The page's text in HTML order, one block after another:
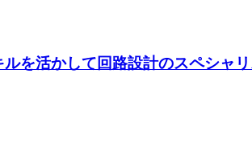
ルを活かして回路設計のスペシ